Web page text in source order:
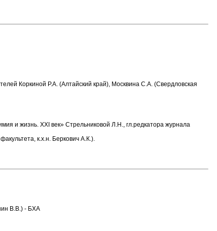
Коркиной Р.А. (Алтайский край), Москвина С.А. (Свердловская
и жизнь. XXI век» Стрельниковой Л.Н., гл.редкатора журнала
к.х.н. Беркович А.К.).
В.В.) - БХА